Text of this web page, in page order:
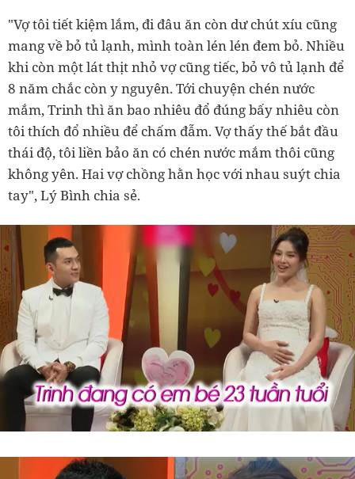
"Vợ tôi tiết kiệm lắm, đi đâu ăn còn dư chút xíu cũng
mang về bỏ tủ lạnh, mình toàn lén lén đem bỏ. Nhiều
khi còn một lát thịt nhỏ vợ cũng tiếc, bỏ vô tủ lạnh để
8 năm chắc còn y nguyên. Tới chuyện chén nước
mắm, Trinh thì ăn bao nhiêu đổ đúng bấy nhiêu còn
tôi thích đổ nhiều để chấm đẫm. Vợ thấy thế bắt đầu
thái độ, tôi liền bảo ăn có chén nước mắm thôi cũng
không yên. Hai vợ chồng hằn học với nhau suýt chia
tay", Lý Bình chia sẻ.